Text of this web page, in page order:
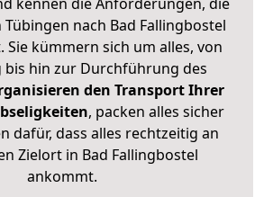
nach Bad Fallingbostel
kümmern sich um alles, von
bis hin zur Durchführung des
den Transport Ihrer
, packen alles sicher
dafür, dass alles rechtzeitig an
Zielort in Bad Fallingbostel
ankommt.